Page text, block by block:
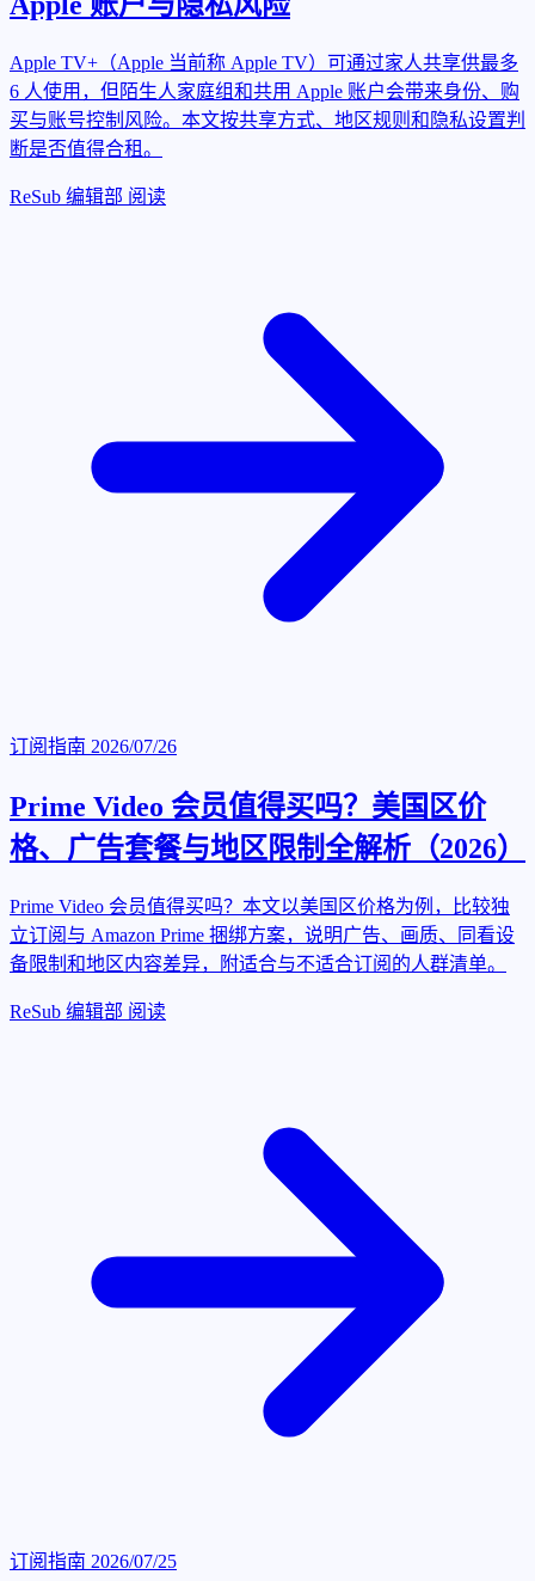
Apple TV+（Apple 当前称 Apple TV）可通过家人共享供最多
6 人使用，但陌生人家庭组和共用 Apple 账户会带来身份、购
买与账号控制风险。本文按共享方式、地区规则和隐私设置判
断是否值得合租。
ReSub 编辑部 阅读
订阅指南 2026/07/26
Prime Video 会员值得买吗？美国区价
格、广告套餐与地区限制全解析（2026）
Prime Video 会员值得买吗？本文以美国区价格为例，比较独
立订阅与 Amazon Prime 捆绑方案，说明广告、画质、同看设
备限制和地区内容差异，附适合与不适合订阅的人群清单。
ReSub 编辑部 阅读
订阅指南 2026/07/25